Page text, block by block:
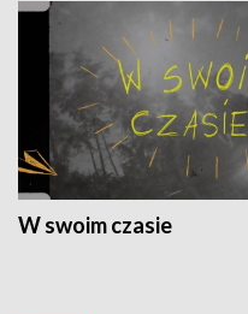
W swoim czasie